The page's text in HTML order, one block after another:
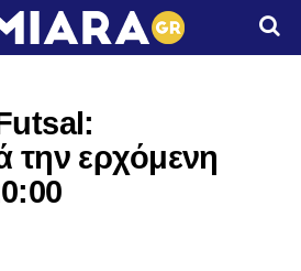
την ερχόμενη